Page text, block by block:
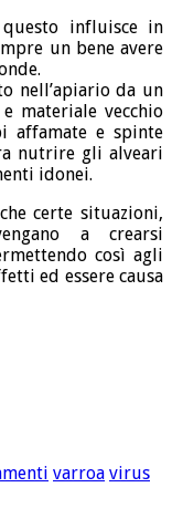
influisce in
un bene avere
nell’apiario da un
materiale vecchio
affamate e spinte
nutrire gli alveari
idonei.
certe situazioni,
a crearsi
così agli
ed essere causa
varroa virus